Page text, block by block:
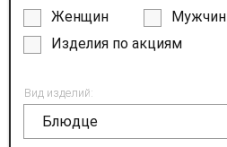
Женщин Мужчин
Изделия по акциям
Вид изделий:
Блюдце